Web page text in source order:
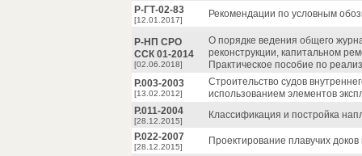
Р-ГТ-02-83
[12.01.2017]
Рекомендации по условным
Р-НП СРО
ССК 01-2014
[02.06.2018]
О порядке ведения общего
реконструкции, капитальном
Практическое пособие по
Р.003-2003
[13.02.2012]
Строительство судов
использованием элементов
Р.011-2004
[28.12.2015]
Классификация и постройка
Р.022-2007
[28.12.2015]
Проектирование плавучих доков